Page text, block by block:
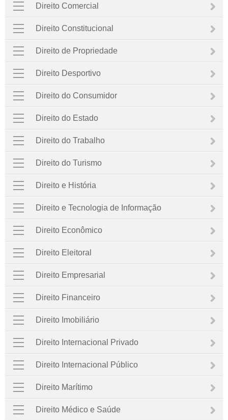
Direito Comercial
Direito Constitucional
Direito de Propriedade
Direito Desportivo
Direito do Consumidor
Direito do Estado
Direito do Trabalho
Direito do Turismo
Direito e História
Direito e Tecnologia de Informação
Direito Econômico
Direito Eleitoral
Direito Empresarial
Direito Financeiro
Direito Imobiliário
Direito Internacional Privado
Direito Internacional Público
Direito Marítimo
Direito Médico e Saúde